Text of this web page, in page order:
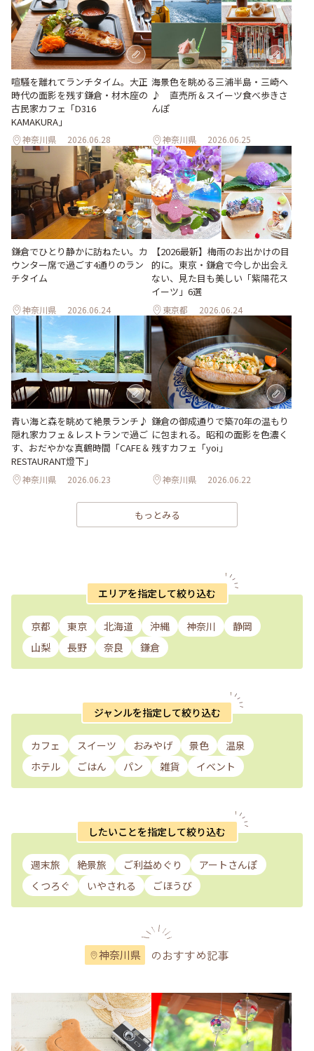
喧騒を離れてランチタイム。大正
時代の面影を残す鎌倉・材木座の
古民家カフェ「D316
KAMAKURA」
神奈川県 2026.06.28
海景色を眺める三浦半島・三崎へ
♪ 直売所＆スイーツ食べ歩きさ
んぽ
神奈川県 2026.06.25
鎌倉でひとり静かに訪ねたい。カ
ウンター席で過ごす4通りのラン
チタイム
神奈川県 2026.06.24
【2026最新】梅雨のお出かけの目
的に。東京・鎌倉で今しか出会え
ない、見た目も美しい「紫陽花ス
イーツ」6選
東京都 2026.06.24
青い海と森を眺めて絶景ランチ♪
隠れ家カフェ＆レストランで過ご
す、おだやかな真鶴時間「CAFE＆
RESTAURANT燈下」
神奈川県 2026.06.23
鎌倉の御成通りで築70年の温もり
に包まれる。昭和の面影を色濃く
残すカフェ「yoi」
神奈川県 2026.06.22
もっとみる
エリアを指定して絞り込む
京都 東京 北海道 沖縄 神奈川
静岡
山梨
長野 奈良 鎌倉
ジャンルを指定して絞り込む
カフェ スイーツ おみやげ 景色
温泉
ホテル
ごはん パン 雑貨 イベント
したいことを指定して絞り込む
週末旅 絶景旅 ご利益めぐり
アートさんぽ
くつろぐ
いやされる ごほうび
神奈川県 のおすすめ記事